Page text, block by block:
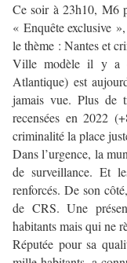
Ce soir à 23h10, M6
« Enquête exclusive
le thème : Nantes et
Ville modèle il y a
Atlantique) est
jamais vue. Plus de
recensées en 2022
criminalité la place
Dans l’urgence, la
de surveillance. Et
renforcés. De son
de CRS. Une
habitants mais qui ne
Réputée pour sa